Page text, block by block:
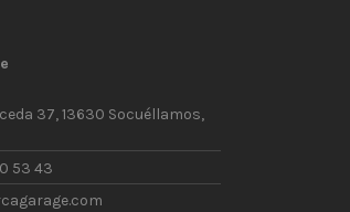
37, 13630 Socuéllamos,
53 43